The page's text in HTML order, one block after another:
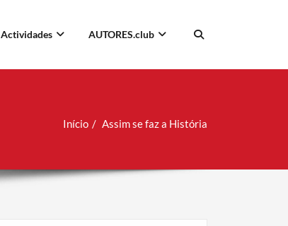
Actividades AUTORES.club
Início Assim se faz a História